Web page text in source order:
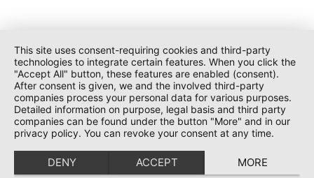
This site uses consent-requiring cookies and third-party
technologies to integrate certain features. When you click the
"Accept All" button, these features are enabled (consent).
After consent is given, we and the involved third-party
companies process your personal data for various purposes.
Detailed information on purpose, legal basis and third party
companies can be found under the button "More" and in our
privacy policy. You can revoke your consent at any time.
DENY ACCEPT MORE